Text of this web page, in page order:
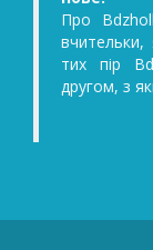
Про Bdzholka ми
вчительки, яка
тих пір
другом, з яким ми